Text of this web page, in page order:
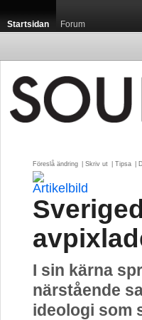
Startsidan Forum
Föreslå ändring Skriv ut Tipsa
I sin kärna
närstående
ideologi som